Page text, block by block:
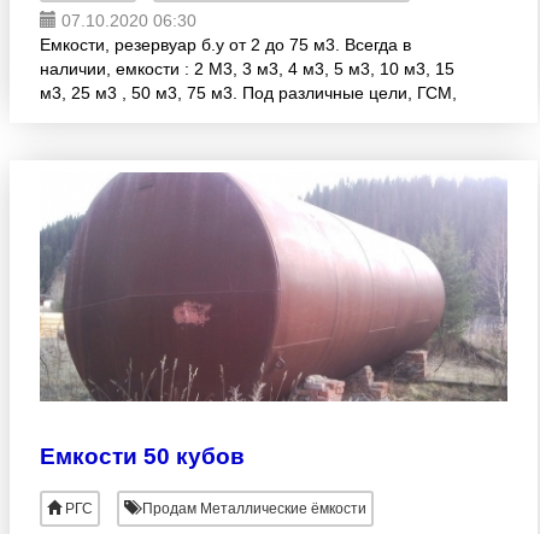
07.10.2020 06:30
Емкости, резервуар б.у от 2 до 75 м3. Всегда в
наличии, емкости : 2 М3, 3 м3, 4 м3, 5 м3, 10 м3, 15
м3, 25 м3 , 50 м3, 75 м3. Под различные цели, ГСМ,
Емкости 50 кубов
РГС Продам Металлические ёмкости